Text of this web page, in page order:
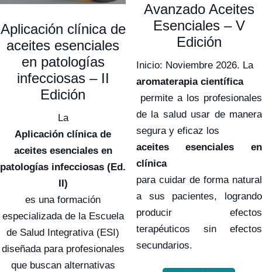
Aplicación clínica de
aceites esenciales
en patologías
infecciosas – II
Edición
La
Aplicación clínica de
aceites esenciales en
patologías infecciosas (Ed.
II)
es una formación
especializada de la Escuela
de Salud Integrativa (ESI)
diseñada para profesionales
que buscan alternativas
Avanzado Aceites
Esenciales – V
Edición
Inicio: Noviembre 2026. La
aromaterapia científica
permite a los profesionales
de la salud usar de manera
segura y eficaz los
aceites esenciales en
clínica
para cuidar de forma natural
a sus pacientes, logrando
producir efectos
terapéuticos sin efectos
secundarios.